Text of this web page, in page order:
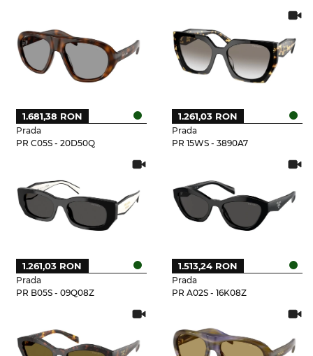
Prada
PR C05S - 20D50Q
1.681,38 RON
Prada
PR 15WS - 3890A7
1.261,03 RON
Prada
PR B05S - 09Q08Z
1.261,03 RON
Prada
PR A02S - 16K08Z
1.513,24 RON